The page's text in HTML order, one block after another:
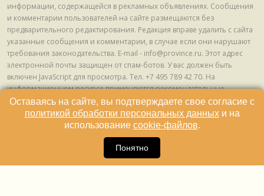
информации, содержащейся в рекламных объявлениях. Сообщения
и комментарии пользователей на сайте размещаются без
предварительного редактирования. Редакция вправе удалить с сайта
указанные сообщения и комментарии, в случае если они нарушают
требования законодательства. E-mail - info@province.ru. Этот адрес
электронной почты защищен от спам-ботов. У вас должен быть
включен JavaScript для просмотра. Tел. +7 495 789 42 70. На
информационном ресурсе применяются рекомендательные
технологии (информационные технологии предоставления
информации на основе сбора, систематизации и анализа сведений,
относящихся к предпочтениям пользователей сети "Интернет",
находящихся на территории Российской Федерации) © ООО ИД
Оставаясь на сайте, вы подтверждаете свое согласие с
политикой обработки персональных данныхи на
использование cookie-файлов.
Понятно